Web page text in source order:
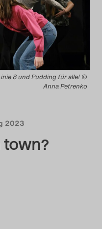
Blog
Blog
Blog
Blog
Linie 8 und Pudding für alle! ©
Anna Petrenko
2023
town?